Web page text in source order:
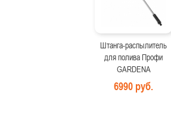
Штанга-распылитель
для полива Профи
GARDENA
6990 руб.